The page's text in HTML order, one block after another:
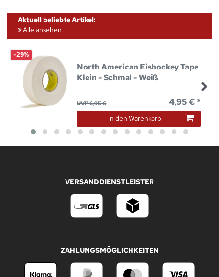
Aktuell beliebte Artikel:
Alle ansehen
-29%
North American Eishockey Tape
Klein - Schmal - Weiß
UVP 6,95 € 4,95 € *
In den Warenkorb
VERSANDDIENSTLEISTER
ZAHLUNGSMÖGLICHKEITEN